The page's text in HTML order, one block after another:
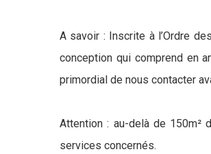
A savoir : Inscrite à l’Ordre
conception qui comprend en
primordial de nous contacter
Attention : au-delà de 150m²
services concernés.